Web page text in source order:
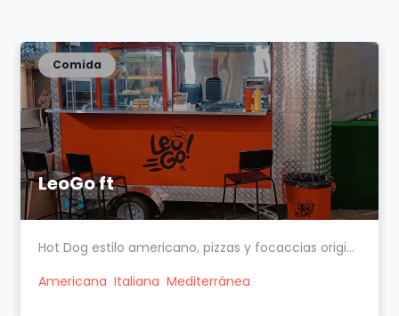
LeoGo ft
Comida
Hot Dog estilo americano, pizzas y focaccias origi...
Americana Italiana Mediterránea